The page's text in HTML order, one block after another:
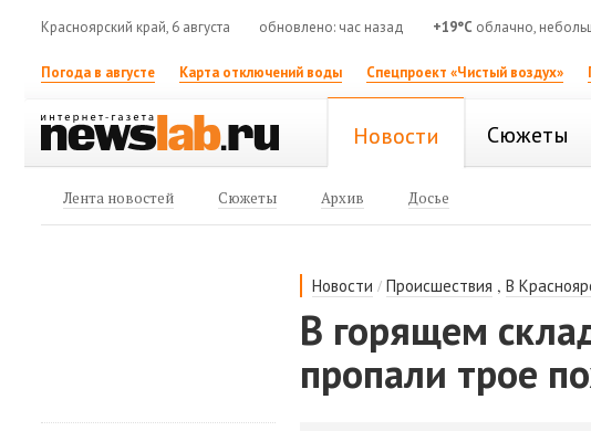
Красноярский край, 6 августа обновлено: час назад +19°C облачно,
Погода в августе Карта отключений воды Спецпроект «Чистый воздух»
Новости Сюжеты
Лента новостей Сюжеты Архив Досье
Новости /Происшествия ,В
В горящем
пропали трое